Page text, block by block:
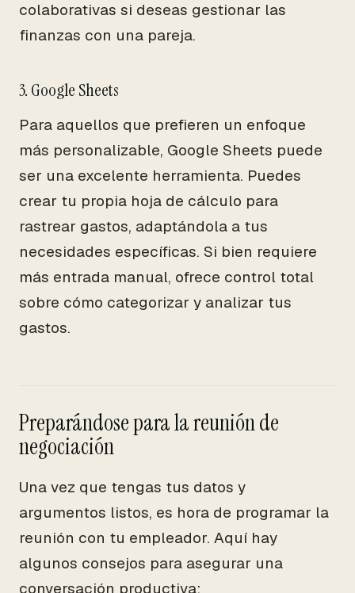
colaborativas si deseas gestionar las
finanzas con una pareja.
3. Google Sheets
Para aquellos que prefieren un enfoque
más personalizable, Google Sheets puede
ser una excelente herramienta. Puedes
crear tu propia hoja de cálculo para
rastrear gastos, adaptándola a tus
necesidades específicas. Si bien requiere
más entrada manual, ofrece control total
sobre cómo categorizar y analizar tus
gastos.
Preparándose para la reunión de
negociación
Una vez que tengas tus datos y
argumentos listos, es hora de programar la
reunión con tu empleador. Aquí hay
algunos consejos para asegurar una
conversación productiva: